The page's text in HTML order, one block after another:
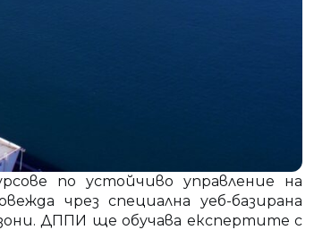
по устойчиво управление на
чрез специална уеб-базирана
ДППИ ще обучава експертите с